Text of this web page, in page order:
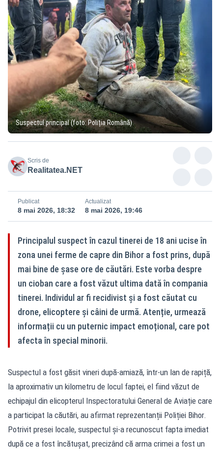
Suspectul principal (foto: Poliția Română)
Scris de
Realitatea.NET
Publicat
8 mai 2026, 18:32
Actualizat
8 mai 2026, 19:46
Principalul suspect în cazul tinerei de 18 ani ucise în
zona unei ferme de capre din Bihor a fost prins, după
mai bine de șase ore de căutări. Este vorba despre
un cioban care a fost văzut ultima dată în compania
tinerei. Individul ar fi recidivist și a fost căutat cu
drone, elicoptere și câini de urmă. Atenție, urmează
informații cu un puternic impact emoțional, care pot
afecta în special minorii.
Suspectul a fost găsit vineri după-amiază, într-un lan de rapiță,
la aproximativ un kilometru de locul faptei, el fiind văzut de
echipajul din elicopterul Inspectoratului General de Aviație care
a participat la căutări, au afirmat reprezentanții Poliției Bihor.
Potrivit presei locale, suspectul și-a recunoscut fapta imediat
după ce a fost încătușat, precizând că arma crimei a fost un